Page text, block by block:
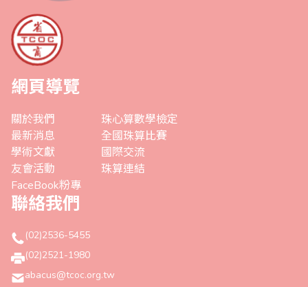
網頁導覽
關於我們
最新消息
學術文獻
友會活動
FaceBook粉專
珠心算數學檢定
全國珠算比賽
國際交流
珠算連結
聯絡我們
(02)2536-5455
(02)2521-1980
abacus@tcoc.org.tw